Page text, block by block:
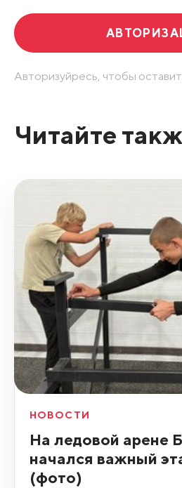
Авторизуйресь, чтобы
Читайте
НОВОСТИ
На ледовой арене
начался важный
(фото)